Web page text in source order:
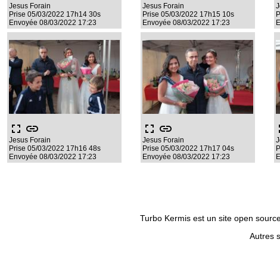
Jesus Forain
Prise 05/03/2022 17h14 30s
Envoyée 08/03/2022 17:23
Jesus Forain
Prise 05/03/2022 17h15 10s
Envoyée 08/03/2022 17:23
fullscreen link
Jesus Forain
Prise 05/03/2022 17h16 48s
Envoyée 08/03/2022 17:23
fullscreen link
Jesus Forain
Prise 05/03/2022 17h17 04s
Envoyée 08/03/2022 17:23
Turbo Kermis est un site open
Autres